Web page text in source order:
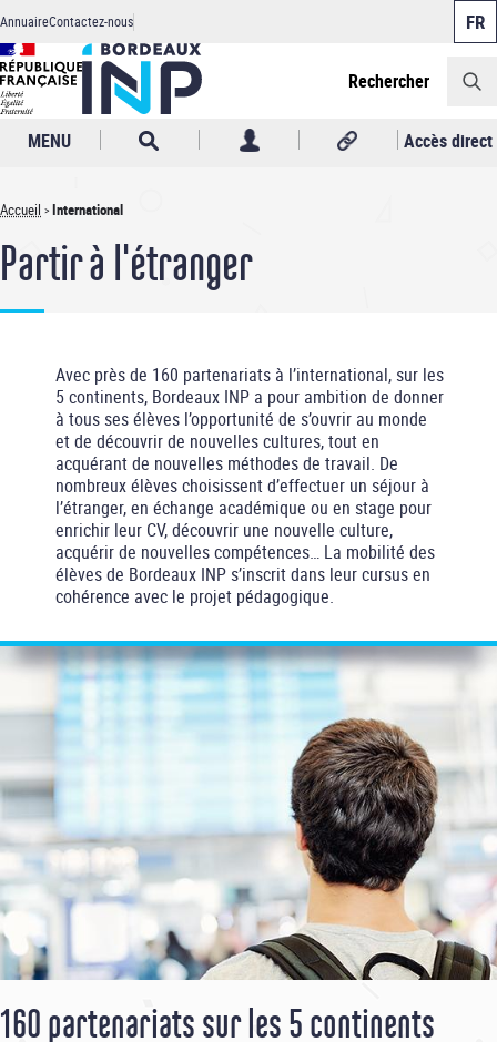
Aller
au
contenu
principal
Header
AnnuaireContactez-nous
Rechercher
MENU Accès direct
Fil
d'Ariane
Accueil International
Partir à l'étranger
Avec près de 160 partenariats à l’international, sur les
5 continents, Bordeaux INP a pour ambition de donner
à tous ses élèves l’opportunité de s’ouvrir au monde
et de découvrir de nouvelles cultures, tout en
acquérant de nouvelles méthodes de travail. De
nombreux élèves choisissent d’effectuer un séjour à
l’étranger, en échange académique ou en stage pour
enrichir leur CV, découvrir une nouvelle culture,
acquérir de nouvelles compétences… La mobilité des
élèves de Bordeaux INP s’inscrit dans leur cursus en
cohérence avec le projet pédagogique.
160 partenariats sur les 5 continents
Panneau de gestion des cookies